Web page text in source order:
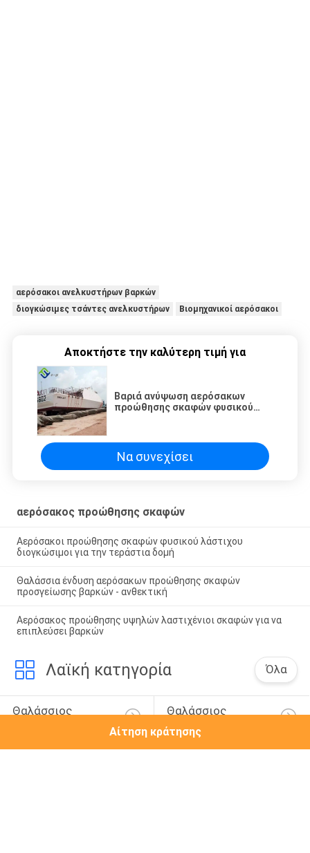
αερόσακοι ανελκυστήρων βαρκών
διογκώσιμες τσάντες ανελκυστήρων
Βιομηχανικοί αερόσακοι
Αποκτήστε την καλύτερη τιμή για
Βαριά ανύψωση αερόσακων
προώθησης σκαφών φυσικού
Να συνεχίσει
αερόσακος προώθησης σκαφών
Αερόσακοι προώθησης σκαφών φυσικού λάστιχου
διογκώσιμοι για την τεράστια δομή
Θαλάσσια ένδυση αερόσακων προώθησης σκαφών
προσγείωσης βαρκών - ανθεκτική
Αερόσακος προώθησης υψηλών λαστιχένιοι σκαφών για να
επιπλεύσει βαρκών
Λαϊκή κατηγορία Όλα
Θαλάσσιος
Θαλάσσιος
Αερόσακος
Διάσωσης
Αερόσακος
Πνευματικό
Αίτηση κράτησης